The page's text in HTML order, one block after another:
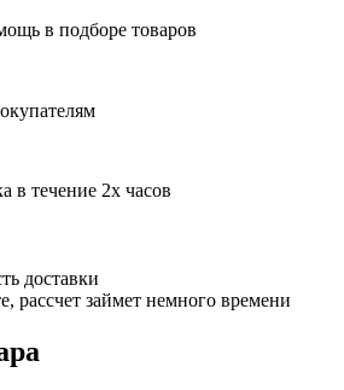
в подборе товаров
в течение 2х часов
доставки
рассчет займет немного времени